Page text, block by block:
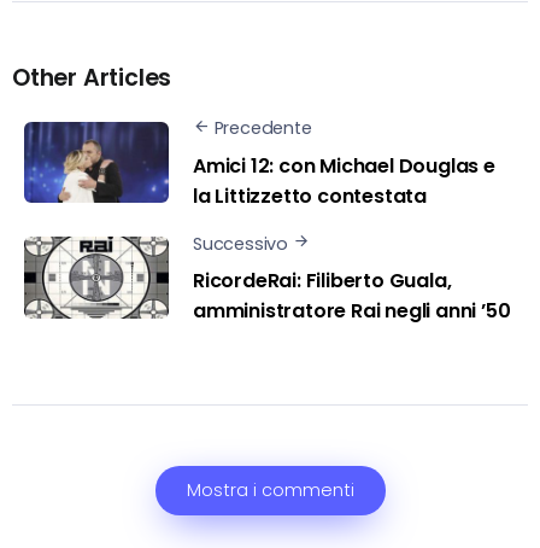
Other Articles
Precedente
Amici 12: con Michael Douglas e
la Littizzetto contestata
Successivo
RicordeRai: Filiberto Guala,
amministratore Rai negli anni ’50
Mostra i commenti